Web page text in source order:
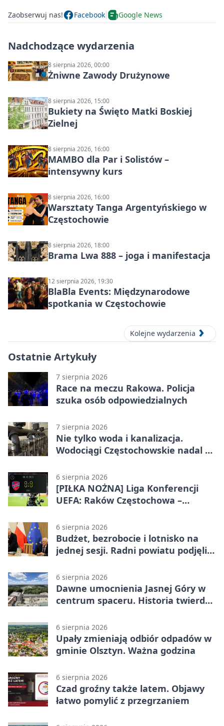
Zaobserwuj nas! Facebook Google News
Nadchodzące wydarzenia
8 sierpnia 2026, 00:00
Żniwne Zawody Drużynowe
8 sierpnia 2026, 15:00
Bukiety na Święto Matki Boskiej
Zielnej
8 sierpnia 2026, 16:00
MAMBO dla Par i Solistów –
intensywny kurs
8 sierpnia 2026, 16:00
Warsztaty Tanga Argentyńskiego w
Częstochowie
8 sierpnia 2026, 18:00
Brama Lwa 888 – joga i manifestacja
12 sierpnia 2026, 19:30
BlaBla Events: Międzynarodowe
spotkania w Częstochowie
Kolejne wydarzenia
Ostatnie Artykuły
7 sierpnia 2026
Race na meczu Rakowa. Policja
szuka osób odpowiedzialnych
7 sierpnia 2026
Nie tylko woda i kanalizacja.
Wodociągi Częstochowskie nadal w
6 sierpnia 2026
[PIŁKA NOŻNA] Liga Konferencji
UEFA: Raków Częstochowa –
meczu III rundy eliminacji
6 sierpnia 2026
Budżet, bezrobocie i lotnisko na
jednej sesji. Radni powiatu podjęli
6 sierpnia 2026
Dawne umocnienia Jasnej Góry w
centrum spaceru. Historia twierdzy
6 sierpnia 2026
Upały zmieniają odbiór odpadów w
gminie Olsztyn. Ważna godzina
6 sierpnia 2026
Czad groźny także latem. Objawy
łatwo pomylić z przegrzaniem